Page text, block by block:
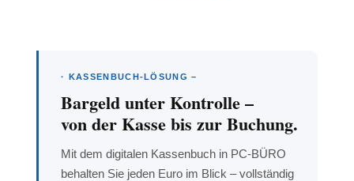
· KASSENBUCH-LÖSUNG –
Bargeld unter Kontrolle –
von der Kasse bis zur Buchung.
Mit dem digitalen Kassenbuch in PC-BÜRO
behalten Sie jeden Euro im Blick – vollständig